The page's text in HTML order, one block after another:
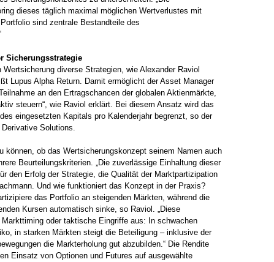
dieses täglich maximal möglichen Wertverlustes mit
sind zentrale Bestandteile des
Sicherungsstrategie
diverse Strategien, wie Alexander Raviol
Lupus Alpha Return. Damit ermöglicht der Asset Manager
an den Ertragschancen der globalen Aktienmärkte,
steuern“, wie Raviol erklärt. Bei diesem Ansatz wird das
eingesetzten Kapitals pro Kalenderjahr begrenzt, so der
Solutions.
können, ob das Wertsicherungskonzept seinem Namen auch
Beurteilungskriterien. „Die zuverlässige Einhaltung dieser
den Erfolg der Strategie, die Qualität der Marktpartizipation
Und wie funktioniert das Konzept in der Praxis?
das Portfolio an steigenden Märkten, während die
Kursen automatisch sinke, so Raviol. „Diese
oder taktische Eingriffe aus: In schwachen
in starken Märkten steigt die Beteiligung – inklusive der
die Markterholung gut abzubilden.“ Die Rendite
Einsatz von Optionen und Futures auf ausgewählte